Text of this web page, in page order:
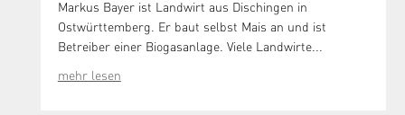
Markus Bayer ist Landwirt aus Dischingen in
Ostwürttemberg. Er baut selbst Mais an und ist
Betreiber einer Biogasanlage. Viele Landwirte...
mehr lesen